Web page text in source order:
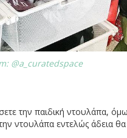
@a_curatedspace
την παιδική ντουλάπα,
ντουλάπα εντελώς άδεια θα